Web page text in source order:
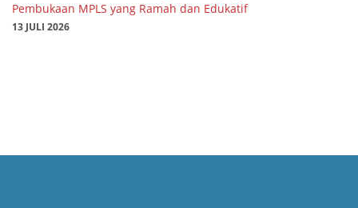
Pembukaan MPLS yang Ramah dan Edukatif
13 JULI 2026